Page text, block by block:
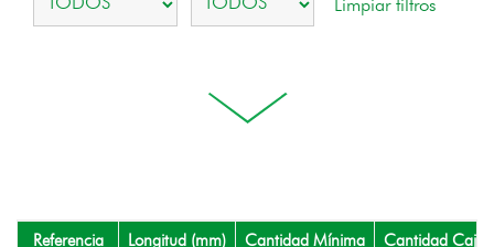
Referencia Longitud (mm) Cantidad Mínima Cantidad Caja